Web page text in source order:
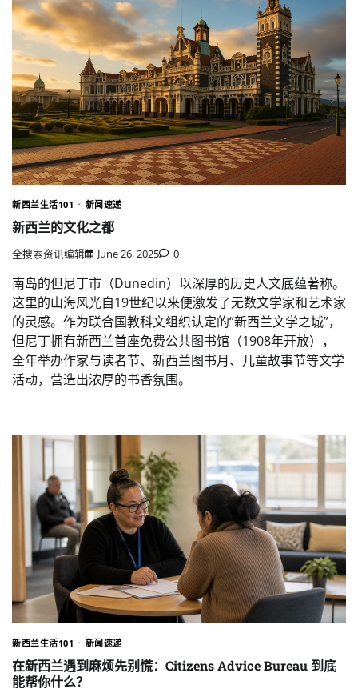
新西兰生活101 新闻速递
新西兰的文化之都
全搜索资讯编辑 June 26, 2025 0
南岛的但尼丁市（Dunedin）以深厚的历史人文底蕴著称。
这里的山海风光自19世纪以来便激发了无数文学家和艺术家
的灵感。作为联合国教科文组织认定的“新西兰文学之城”，
但尼丁拥有新西兰首座免费公共图书馆（1908年开放），
全年举办作家与读者节、新西兰图书月、儿童故事节等文学
活动，营造出浓厚的书香氛围。
新西兰生活101 新闻速递
在新西兰遇到麻烦先别慌：Citizens Advice Bureau 到底
能帮你什么？